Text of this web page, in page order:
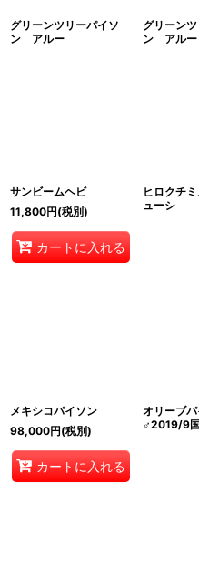
グリーンツリーパイソ
ン アルー
グリーン
ン アルー
サンビームヘビ
11,800円(税別)
カートに入れる
ヒロクチ
ューシ
メキシコパイソン
98,000円(税別)
カートに入れる
オリーブ
♂2019/9